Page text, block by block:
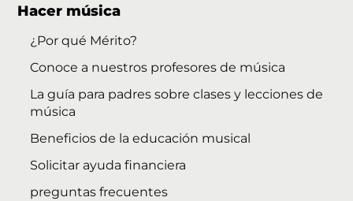
Hacer música
¿Por qué Mérito?
Conoce a nuestros profesores de música
La guía para padres sobre clases y lecciones de
música
Beneficios de la educación musical
Solicitar ayuda financiera
preguntas frecuentes